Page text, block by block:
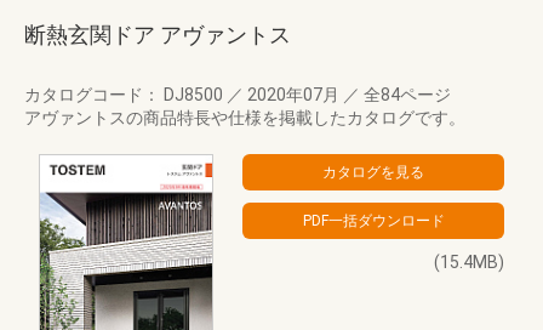
断熱玄関ドア アヴァントス
カタログコード： DJ8500 ／ 2020年07月 ／ 全84ページ
アヴァントスの商品特長や仕様を掲載したカタログです。
(15.4MB)